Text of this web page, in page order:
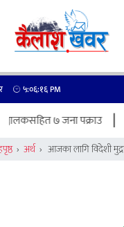
५:०६:१७PM
७ जना पक्राउ |
› अर्थ › आजका लागि विदेशी